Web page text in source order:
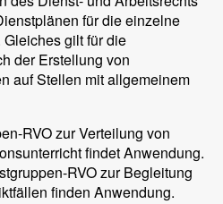
für die einzelne
gilt für die
der Erstellung von
auf Stellen mit allgemeinem
RVO zur Verteilung von
findet Anwendung.
RVO zur Begleitung
finden Anwendung.